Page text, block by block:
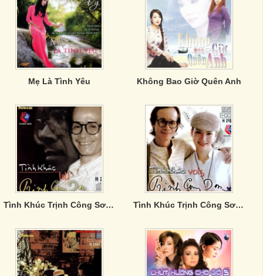
Mẹ Là Tình Yêu Không Bao Giờ Quên Anh
Tình Khúc Trịnh Công Sơn Vol.1 Tình Khúc Trịnh Công Sơn Vol.5